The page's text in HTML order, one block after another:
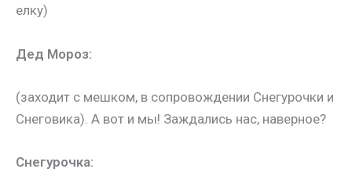
елку)
Дед Мороз:
(заходит с мешком, в сопровождении Снегурочки и
Снеговика). А вот и мы! Заждались нас, наверное?
Снегурочка: